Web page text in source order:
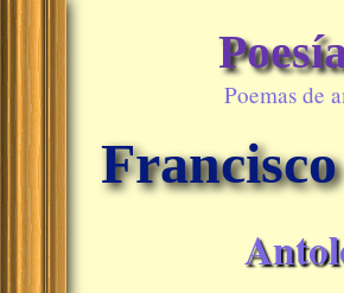
Poemas de